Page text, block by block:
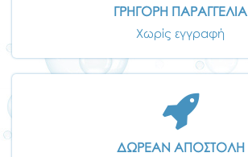
ΓΡΗΓΟΡΗ ΠΑΡΑΓΓΕΛΙΑ
Χωρίς εγγραφή
ΔΩΡΕΑΝ ΑΠΟΣΤΟΛΗ